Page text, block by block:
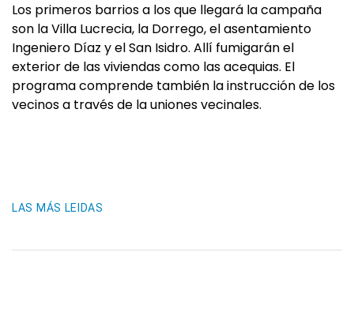
Los primeros barrios a los que llegará la campaña
son la Villa Lucrecia, la Dorrego, el asentamiento
Ingeniero Díaz y el San Isidro. Allí fumigarán el
exterior de las viviendas como las acequias. El
programa comprende también la instrucción de los
vecinos a través de la uniones vecinales.
LAS MÁS LEIDAS